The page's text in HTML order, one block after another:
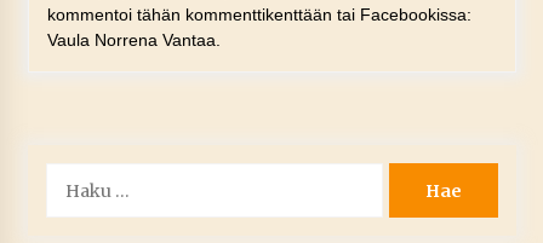
kommentoi tähän kommenttikenttään tai Facebookissa:
Vaula Norrena Vantaa.